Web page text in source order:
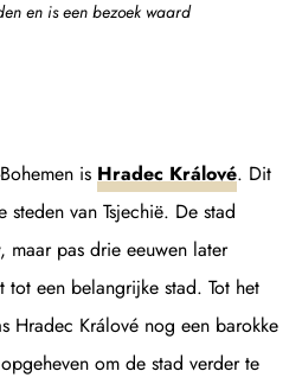
en is een bezoek waard
is Hradec Králové. Dit
steden van Tsjechië. De stad
maar pas drie eeuwen later
een belangrijke stad. Tot het
Hradec Králové nog een barokke
om de stad verder te